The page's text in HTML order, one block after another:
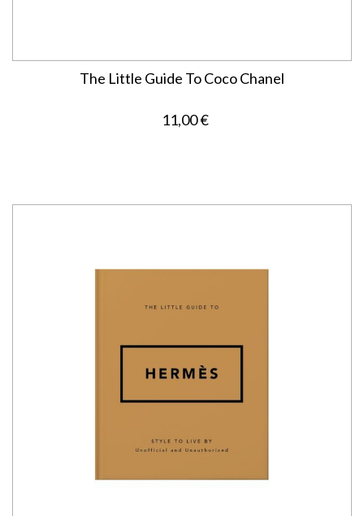
The Little Guide To Coco Chanel
11,00 €